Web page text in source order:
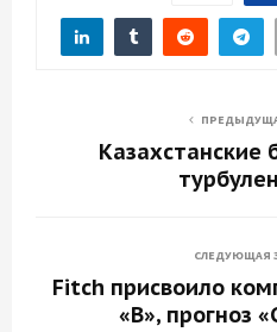
Казахстанские
СЛЕДУЮЩАЯ
Fitch присвоило
«B», прогноз